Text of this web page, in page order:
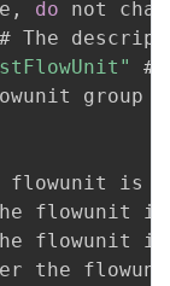
, do not
The
#
group
flowunit is
flowunit
flowunit
the